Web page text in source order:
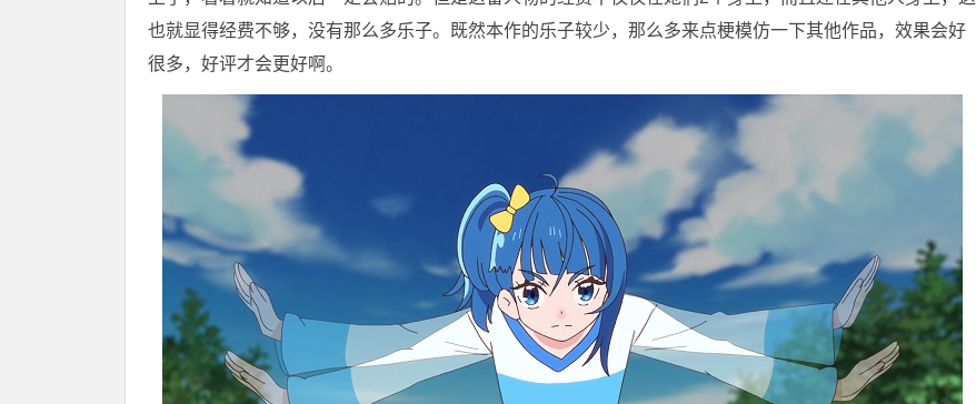
也就显得经费不够，没有那么多乐子。既然本作的乐子较少，那么多来点梗模仿一下其他作品，效果会好
很多，好评才会更好啊。